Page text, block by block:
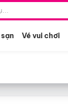
Vé vui chơi